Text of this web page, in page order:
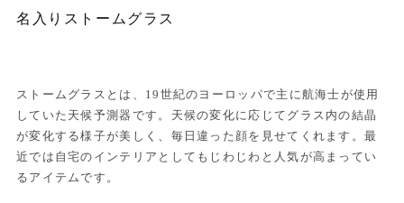
名入りストームグラス
ストームグラスとは、19世紀のヨーロッパで主に航海士が使用
していた天候予測器です。天候の変化に応じてグラス内の結晶
が変化する様子が美しく、毎日違った顔を見せてくれます。最
近では自宅のインテリアとしてもじわじわと人気が高まってい
るアイテムです。